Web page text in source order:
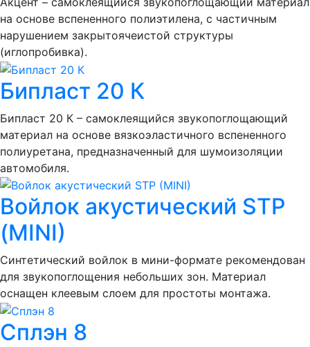
на основе вспененного полиэтилена, с частичным
нарушением закрытоячеистой структуры
(иглопробивка).
Бипласт 20 К
Бипласт 20 К – самоклеящийся звукопоглощающий
материал на основе вязкоэластичного вспененного
полиуретана, предназначенный для шумоизоляции
автомобиля.
Войлок акустический STP
(MINI)
Синтетический войлок в мини-формате рекомендован
для звукопоглощения небольших зон. Материал
оснащен клеевым слоем для простоты монтажа.
Сплэн 8